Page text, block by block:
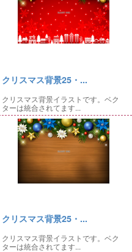
クリスマス背景25・...
クリスマス背景イラストです。ベク
ターは統合されてます...
クリスマス背景25・...
クリスマス背景イラストです。ベク
ターは統合されてます...